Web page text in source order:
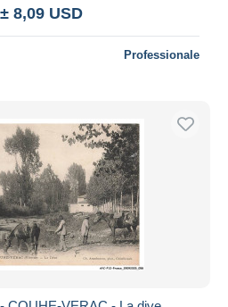
± 8,09 USD
Professionale